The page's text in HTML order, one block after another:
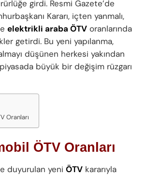
girdi. Resmi Gazete’de
Kararı, içten yanmalı,
elektrikli araba ÖTV oranlarında
getirdi. Bu yeni yapılanma,
düşünen herkesi yakından
büyük bir değişim rüzgarı
Oranları
ÖTV Oranları
duyurulan yeni ÖTV kararıyla